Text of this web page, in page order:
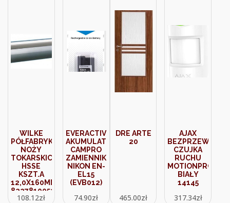
DZW2.01/4
WILKE
PÓŁFABRYKAT
NOŻY
TOKARSKICH
HSSE
KSZT.A
12,0X160MM
8227810052
108.12zł
EVERACTIVE
AKUMULATOR
CAMPRO
ZAMIENNIK
NIKON EN-
EL15
(EVB012)
74.90zł
DRE ARTE
20
465.00zł
AJAX
CZUJKA
RUCHU
BIAŁY
14145
317.34zł